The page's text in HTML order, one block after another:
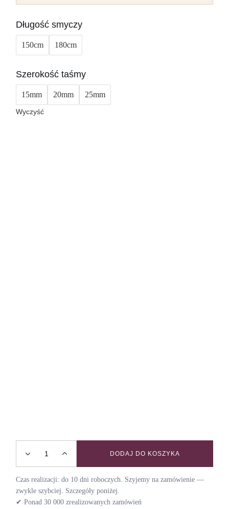
Długość smyczy
150cm 180cm
Szerokość taśmy
15mm 20mm 25mm
Wyczyść
Smycz miejska VELVET / PLUM quantity
DODAJ DO KOSZYKA
Czas realizacji: do 10 dni roboczych. Szyjemy na zamówienie —
zwykle szybciej. Szczegóły poniżej.
✔ Ponad 30 000 zrealizowanych zamówień